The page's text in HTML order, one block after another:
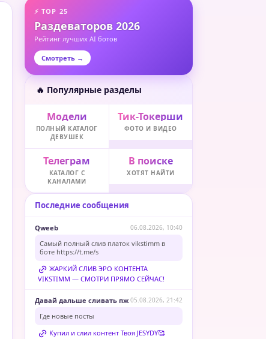
⚡ TOP 25
Раздеваторов 2026
Рейтинг лучших AI ботов
Смотреть →
🔥 Популярные разделы
Модели
ПОЛНЫЙ КАТАЛОГ
ДЕВУШЕК
Тик-Токерши
ФОТО И ВИДЕО
Телеграм
КАТАЛОГ С
КАНАЛАМИ
В поиске
ХОТЯТ НАЙТИ
Последние сообщения
Qweeb 06.08.2026, 10:40
Самый полный слив платок vikstimm в
боте https://t.me/s
ЖАРКИЙ СЛИВ ЭРО КОНТЕНТА
VIKSTIMM — СМОТРИ ПРЯМО СЕЙЧАС!
Давай дальше сливать пж05.08.2026, 21:42
Где новые посты
Купил и слил контент Твоя JESYDY🥰